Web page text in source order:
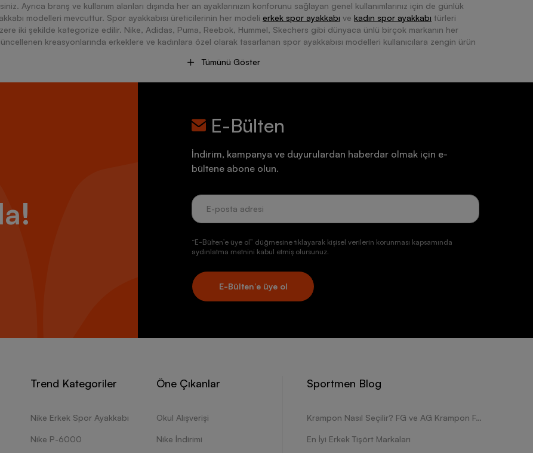
Ayrıca branş ve kullanım alanları dışında her an ayaklarınızın konforunu sağlayan genel kullanımlarınız için de günlük
modelleri mevcuttur. Spor ayakkabısı üreticilerinin her modeli erkek spor ayakkabı ve kadın spor ayakkabı türleri
iki şekilde kategorize edilir. Nike, Adidas, Puma, Reebok, Hummel, Skechers gibi dünyaca ünlü birçok markanın her
kreasyonlarında erkeklere ve kadınlara özel olarak tasarlanan spor ayakkabısı modelleri kullanıcılara zengin ürün
rengi, tasarımı ve kalitesi giyim tarzınızın tamamlayıcısıdır. Beyaz spor ayakkabı modelini sayısız farklı alternatif
kombinleyerek tarzınızı ortaya koyabilirsiniz. Spor erkek ayakkabı seçimi, tarzınızı belirlediği gibi ayak sağlığınız için de
yatırımdır. O nedenle satın almayı düşündüğünüz bir ayakkabının birçok açıdan sağlığınıza katkı sağlayabileceğini göz
Ayakkabı satın alırken kalitesini tüm dünyanın bildiği ve güvenilir markalara yönelmeniz faydalı bir hamle
teknolojileri konusunda uzmanlaşan ve ilk akla gelen markalardan olan Nike ayakkabı modelleri, Adidas ayakkabı
veya Puma ayakkabı modelleri sizin için konforlu ve ayak sağlığınızı koruyan ürünler barındırır. Yıllar süren araştırmalar
geliştiren teknolojileri ayaklarınızla buluşturan ürünleri Hummel ayakkabı ve Reebok ayakkabı modellerinde de
Ayrıca ayak sağlığına önem verenler için Skechers ayakkabı modelleri de alternatifler arasında sayılabilir.
Sağlıklı Gelişimi İçin Çocuk Spor Ayakkabıları
de mevcuttur. Örneğin kendiniz için beğendiğiniz Adidas erkek ayakkabı ürününün aynı konfor ve kaliteye sahip olan
çocuğunuz için de satın alabilirsiniz.
Tümünü Göster
E-Bülten
İndirim, kampanya ve duyurulardan haberdar olmak için e-
bültene abone olun.
“E-Bülten’e üye ol” düğmesine tıklayarak kişisel verilerin korunması kapsamında
aydınlatma metnini kabul etmiş olursunuz.
E-Bülten’e üye ol
Trend Kategoriler
Nike Erkek Spor Ayakkabı
Nike P-6000
Öne Çıkanlar
Okul Alışverişi
Nike İndirimi
Sportmen Blog
Krampon Nasıl Seçilir? FG ve AG Krampon Farkları Nelerdir?
En İyi Erkek Tişört Markaları